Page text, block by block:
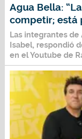
Agua Bella:
competir; está
Las integrantes de
Isabel, respondió
en elYoutube de